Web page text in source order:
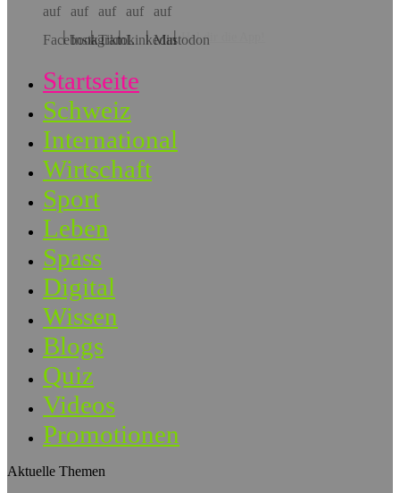
Hol dir die App!
Startseite
Schweiz
International
Wirtschaft
Sport
Leben
Spass
Digital
Wissen
Blogs
Quiz
Videos
Promotionen
Aktuelle Themen